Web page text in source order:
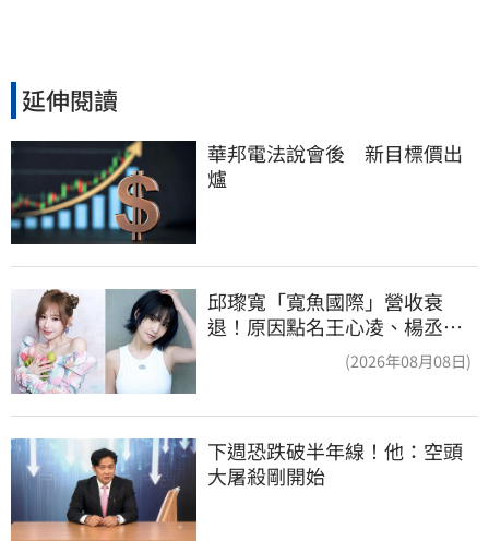
延伸閱讀
華邦電法說會後　新目標價出
爐
邱瓈寬「寬魚國際」營收衰
退！原因點名王心凌、楊丞琳
(2026年08月08日)
下週恐跌破半年線！他：空頭
大屠殺剛開始